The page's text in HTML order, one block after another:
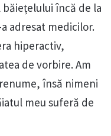
încă de la
adresat medicilor.
hiperactiv,
de vorbire. Am
însă nimeni
meu suferă de